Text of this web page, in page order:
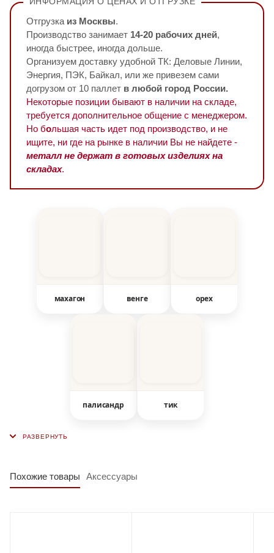
Отгрузка из Москвы.
Производство занимает 14-20 рабочих дней,
иногда быстрее, иногда дольше.
Организуем доставку удобной ТК: Деловые Линии,
Энергия, ПЭК, Байкал, или же привезем сами
догрузом от 10 паллет в любой город России.
Некоторые позиции бывают в наличии на складе,
требуется дополнительное общение с менеджером.
Но большая часть идет под производство, и не
ищите, ни где на рынке в наличии Вы не найдете -
металл не держат в готовых изделиях на
складах.
махагон венге орех
палисандр тик
Похожие товары Аксессуары